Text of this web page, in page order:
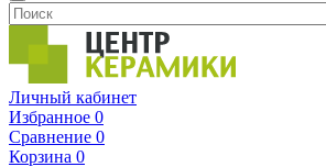
Личный кабинет
Избранное 0
Сравнение 0
Корзина 0